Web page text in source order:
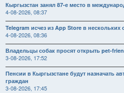
Кыргызстан занял 87-е место в
4-08-2026, 08:37
Telegram исчез из App Store в нескольких
4-08-2026, 08:36
Владельцы собак просят открыть pet-
3-08-2026, 17:52
Пенсии в Кыргызстане будут назначать
граждан
3-08-2026, 17:45